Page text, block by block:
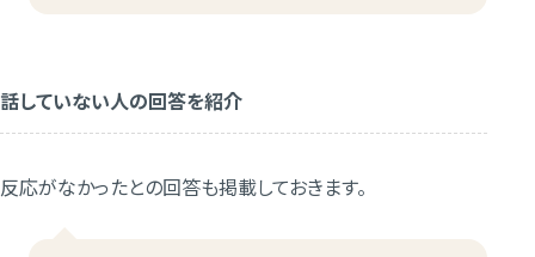
話していない人の回答を紹介
反応がなかったとの回答も掲載しておきます。